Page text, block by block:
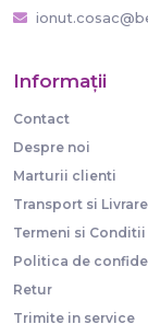
Informaţii
Contact
Despre noi
Marturii clienti
Transport si Livrare
Termeni si Conditii
Politica de
Retur
Trimite in service